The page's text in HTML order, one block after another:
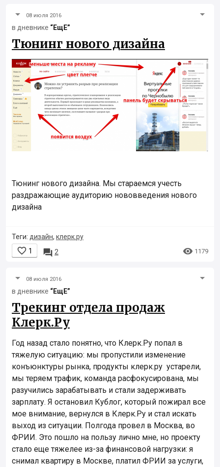
08 июля 2016
в дневнике “ЕщЕ”
Тюнинг нового дизайна
Тюнинг нового дизайна. Мы стараемся учесть
раздражающие аудиторию нововведения нового
дизайна
Теги: дизайн, клерк.ру
 1  2  1179
08 июля 2016
в дневнике “ЕщЕ”
Трекинг отдела продаж
Клерк.Ру
Год назад стало понятно, что Клерк.Ру попал в
тяжелую ситуацию: мы пропустили изменение
конъюнктуры рынка, продукты клерк.ру устарели,
мы теряем трафик, команда расфокусирована, мы
разучились зарабатывать и стали задерживать
зарплату. Я остановил Кублог, который пожирал все
мое внимание, вернулся в Клерк.Ру и стал искать
выход из ситуации. Полгода провел в Москва, во
ФРИИ. Это пошло на пользу лично мне, но проекту
стало еще тяжелее из-за финансовой нагрузки: я
снимал квартиру в Москве, платил ФРИИ за услуги,